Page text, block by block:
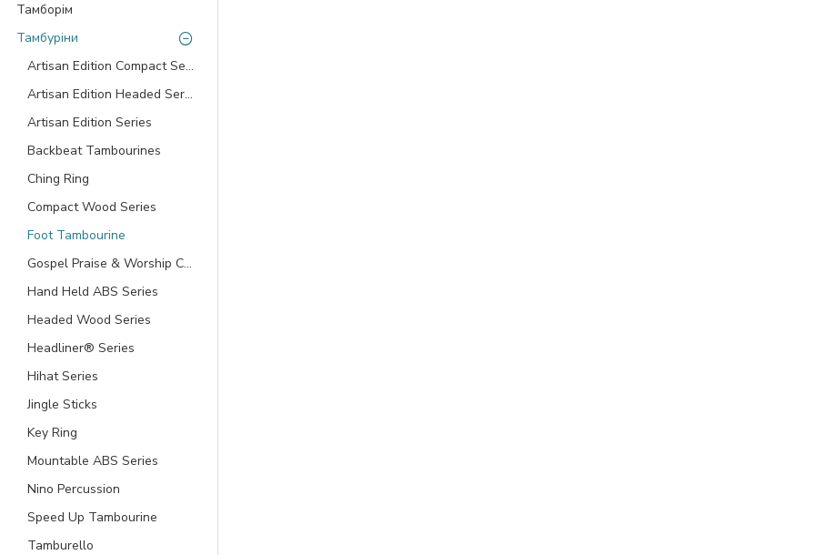
Тамборім
Тамбуріни
Artisan Edition Compact Series
Artisan Edition Headed Series
Artisan Edition Series
Backbeat Tambourines
Ching Ring
Compact Wood Series
Foot Tambourine
Gospel Praise & Worship Church
Hand Held ABS Series
Headed Wood Series
Headliner® Series
Hihat Series
Jingle Sticks
Key Ring
Mountable ABS Series
Nino Percussion
Speed Up Tambourine
Tamburello